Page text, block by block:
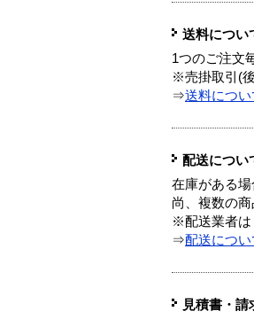
送料につい
1つのご注文
※売掛取引(
⇒送料につ
配送につい
在庫がある
尚、複数の
※配送業者は
⇒配送につ
見積書・請